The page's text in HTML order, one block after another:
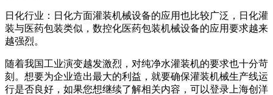
日化行业：日化方面灌装机械设备的应用也比较广泛，日化灌
装与医药包装类似，数控化医药包装机械设备的应用要求越来
越强烈。
随着我国工业演变越发激烈，对纯净水灌装机的要求也十分苛
刻。想要为企业造出最大的利益，就要确保灌装机械生产线运
行是否良好，如果您想继续了解相关内容，可以登录上海创洋